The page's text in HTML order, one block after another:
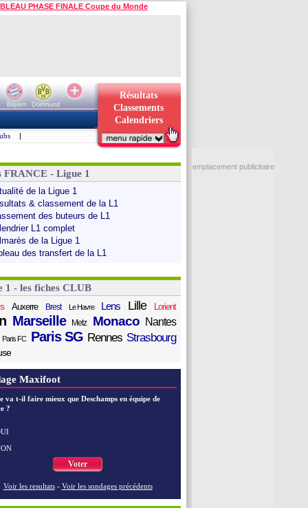
PHASE FINALE Coupe du Monde
Bayern
Dortmund
Résultats
Classements
Calendriers
|
FRANCE - Ligue 1
de la Ligue 1
& classement de la L1
des buteurs de L1
L1 complet
de la Ligue 1
des transfert de la L1
1 - les fiches CLUB
Auxerre Brest Le Havre Lens Lille Lorient
Marseille Metz Monaco Nantes
Paris FC Paris SG Rennes Strasbourg
Maxifoot
va t-il faire mieux que Deschamps en équipe de
?
Voter
Voir les resultats - Voir les sondages précédents
emplacement publicitaire